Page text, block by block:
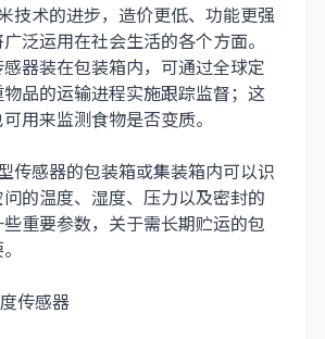
术的进步，造价更低、功能更强
泛运用在社会生活的各个方面。
器装在包装箱内，可通过全球定
品的运输进程实施跟踪监督；这
用来监测食物是否变质。
感器的包装箱或集装箱内可以识
的温度、湿度、压力以及密封的
重要参数，关于需长期贮运的包
传感器